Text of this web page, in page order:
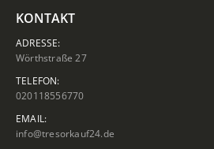
KONTAKT
ADRESSE:
Wörthstraße 27
TELEFON:
020118556770
EMAIL:
info@tresorkauf24.de